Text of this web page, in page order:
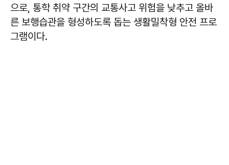
으로, 통학 취약 구간의 교통사고 위험을 낮추고 올바
른 보행습관을 형성하도록 돕는 생활밀착형 안전 프로
그램이다.